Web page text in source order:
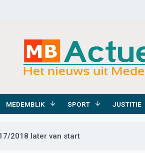
MEDEMBLIK SPORT JUSTITIE
2018 later van start